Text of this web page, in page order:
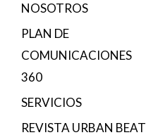
NOSOTROS
PLAN DE
COMUNICACIONES
360
SERVICIOS
REVISTA URBAN BEAT